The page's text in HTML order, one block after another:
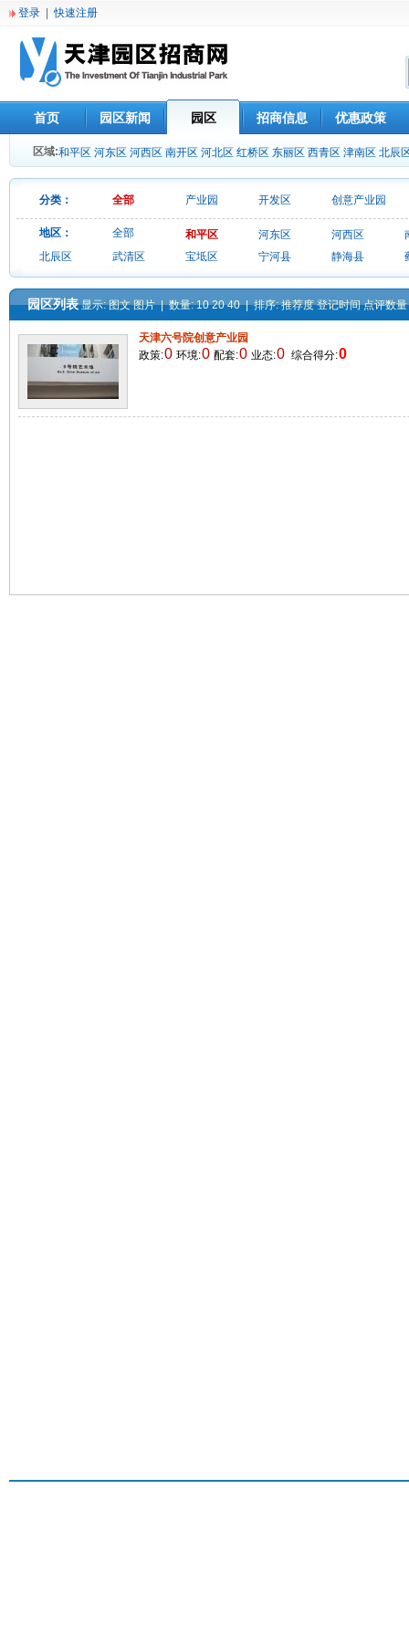
登录 |快速注册
首页 园区新闻 园区 招商信息 优惠政策
区域:和平区 河东区 河西区 南开区 河北区 红桥区 东丽区 西青区 津南区 北辰
分类： 全部 产业园 开发区 创意产业园
地区： 全部 和平区 河东区 河西区
北辰区
武清区 宝坻区 宁河县 静海县
园区列表显示:图文 图片| 数量:10 20 40| 排序:推荐度 登记时间 点评数量
天津六号院创意产业园
政策:0 环境:0 配套:0 业态:0 综合得分:0